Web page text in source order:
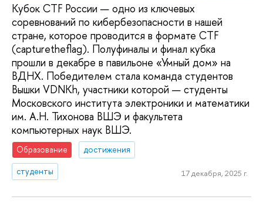
Кубок CTF России — одно из ключевых
соревнований по кибербезопасности в нашей
стране, которое проводится в формате CTF
(capturetheflag). Полуфиналы и финал кубка
прошли в декабре в павильоне «Умный дом» на
ВДНХ. Победителем стала команда студентов
Вышки VDNKh, участники которой — студенты
Московского института электроники и математики
им. А.Н. Тихонова ВШЭ и факультета
компьютерных наук ВШЭ.
Образование
достижения
студенты
17 декабря, 2025 г.